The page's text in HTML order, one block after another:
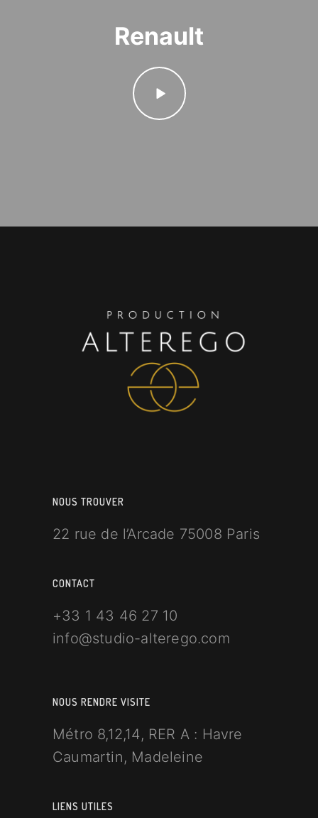
Renault
NOUS TROUVER
22 rue de l’Arcade 75008 Paris
CONTACT
+33 1 43 46 27 10
info@studio-alterego.com
NOUS RENDRE VISITE
Métro 8,12,14, RER A : Havre
Caumartin, Madeleine
LIENS UTILES